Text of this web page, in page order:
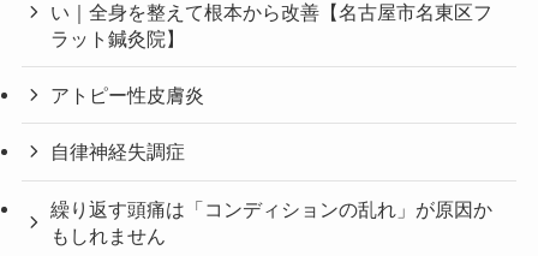
い｜全身を整えて根本から改善【名古屋市名東区フ
ラット鍼灸院】
アトピー性皮膚炎
自律神経失調症
繰り返す頭痛は「コンディションの乱れ」が原因か
もしれません